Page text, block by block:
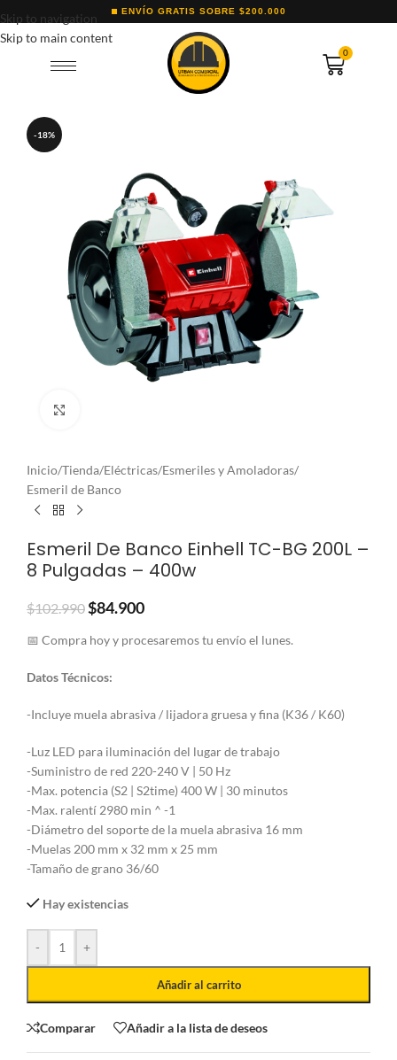
Skip to navigation
Skip to main content
ENVÍO GRATIS SOBRE $200.000
0
-18%
Inicio/Tienda/Eléctricas/Esmeriles y Amoladoras/
Esmeril de Banco
Esmeril De Banco Einhell TC-BG 200L –
8 Pulgadas – 400w
$102.990$84.900
📅 Compra hoy y procesaremos tu envío el lunes.
Datos Técnicos:
-Incluye muela abrasiva / lijadora gruesa y fina (K36 / K60)
-Luz LED para iluminación del lugar de trabajo
-Suministro de red 220-240 V | 50 Hz
-Max. potencia (S2 | S2time) 400 W | 30 minutos
-Max. ralentí 2980 min ^ -1
-Diámetro del soporte de la muela abrasiva 16 mm
-Muelas 200 mm x 32 mm x 25 mm
-Tamaño de grano 36/60
Hay existencias
- +
Añadir al carrito
Comparar Añadir a la lista de deseos